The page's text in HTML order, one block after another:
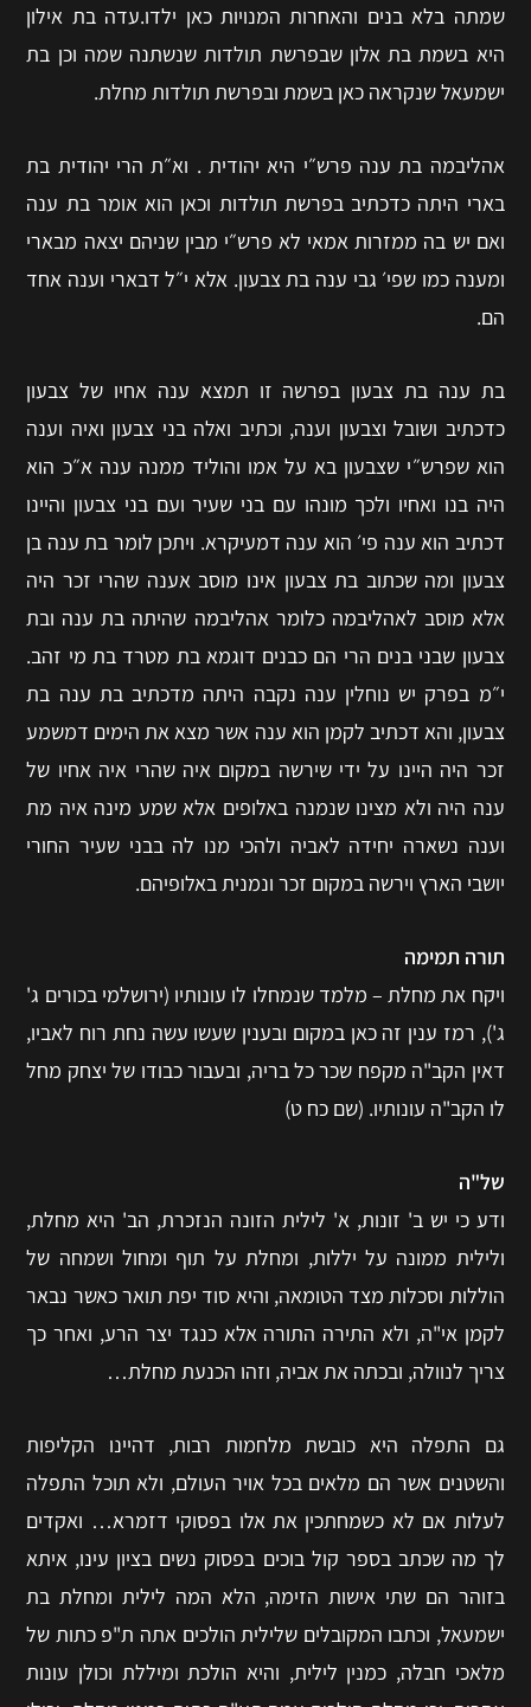
שמתה בלא בנים והאחרות המנויות כאן ילדו.עדה בת אילון
היא בשמת בת אלון שבפרשת תולדות שנשתנה שמה וכן בת
ישמעאל שנקראה כאן בשמת ובפרשת תולדות מחלת.
אהליבמה בת ענה פרש״‎י היא יהודית . וא״‎ת הרי יהודית בת
בארי היתה כדכתיב בפרשת תולדות וכאן הוא אומר בת ענה
ואם יש בה ממזרות אמאי לא פרש״‎י מבין שניהם יצאה מבארי
ומענה כמו שפי׳‎ גבי ענה בת צבעון. אלא י״‎ל דבארי וענה אחד
הם.
בת ענה בת צבעון בפרשה זו תמצא ענה אחיו של צבעון
כדכתיב ושובל וצבעון וענה, וכתיב ואלה בני צבעון ואיה וענה
הוא שפרש״‎י שצבעון בא על אמו והוליד ממנה ענה א״‎כ הוא
היה בנו ואחיו ולכך מונהו עם בני שעיר ועם בני צבעון והיינו
דכתיב הוא ענה פי׳‎ הוא ענה דמעיקרא. ויתכן לומר בת ענה בן
צבעון ומה שכתוב בת צבעון אינו מוסב אענה שהרי זכר היה
אלא מוסב לאהליבמה כלומר אהליבמה שהיתה בת ענה ובת
צבעון שבני בנים הרי הם כבנים דוגמא בת מטרד בת מי זהב.
י״‎מ בפרק יש נוחלין ענה נקבה היתה מדכתיב בת ענה בת
צבעון, והא דכתיב לקמן הוא ענה אשר מצא את הימים דמשמע
זכר היה היינו על ידי שירשה במקום איה שהרי איה אחיו של
ענה היה ולא מצינו שנמנה באלופים אלא שמע מינה איה מת
וענה נשארה יחידה לאביה ולהכי מנו לה בבני שעיר החורי
יושבי הארץ וירשה במקום זכר ונמנית באלופיהם.
תורה תמימה
ויקח את מחלת – מלמד שנמחלו לו עונותיו (ירושלמי בכורים ג'
ג'), רמז ענין זה כאן במקום ובענין שעשו עשה נחת רוח לאביו,
דאין הקב"ה מקפח שכר כל בריה, ובעבור כבודו של יצחק מחל
לו הקב"ה עונותיו. (שם כח ט)
של"ה
ודע כי יש ב' זונות, א' לילית הזונה הנזכרת, הב' היא מחלת,
ולילית ממונה על יללות, ומחלת על תוף ומחול ושמחה של
הוללות וסכלות מצד הטומאה, והיא סוד יפת תואר כאשר נבאר
לקמן אי"ה, ולא התירה התורה אלא כנגד יצר הרע, ואחר כך
צריך לנוולה, ובכתה את אביה, וזהו הכנעת מחלת…
גם התפלה היא כובשת מלחמות רבות, דהיינו הקליפות
והשטנים אשר הם מלאים בכל אויר העולם, ולא תוכל התפלה
לעלות אם לא כשמחתכין את אלו בפסוקי דזמרא… ואקדים
לך מה שכתב בספר קול בוכים בפסוק נשים בציון עינו, איתא
בזוהר הם שתי אישות הזימה, הלא המה לילית ומחלת בת
ישמעאל, וכתבו המקובלים שלילית הולכים אתה ת"פ כתות של
מלאכי חבלה, כמנין לילית, והיא הולכת ומיללת וכולן עונות